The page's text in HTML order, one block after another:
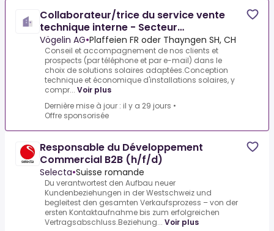
Collaborateur/trice du service vente
technique interne - Secteur
photovoltaïque
Vögelin AG•Plaffeien FR oder Thayngen SH, CH
Conseil et accompagnement de nos clients et
prospects (par téléphone et par e-mail) dans le
choix de solutions solaires adaptées.Conception
technique et économique d'installations solaires, y
compr... Voir plus
Dernière mise à jour : il y a 29 jours •
Offre sponsorisée
Responsable du Développement
Commercial B2B (h/f/d)
Selecta•Suisse romande
Du verantwortest den Aufbau neuer
Kundenbeziehungen in der Westschweiz und
begleitest den gesamten Verkaufsprozess – von der
ersten Kontaktaufnahme bis zum erfolgreichen
Vertragsabschluss.Beziehung... Voir plus